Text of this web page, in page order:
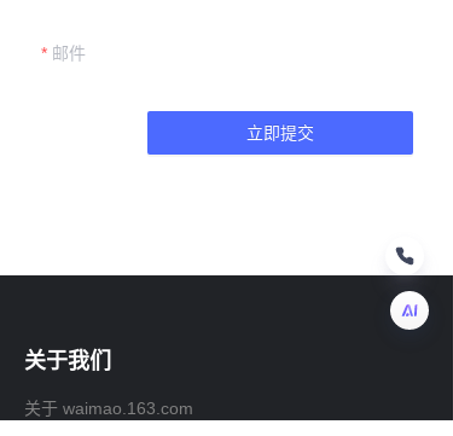
邮件
立即提交
关于我们
关于 waimao.163.com
CN